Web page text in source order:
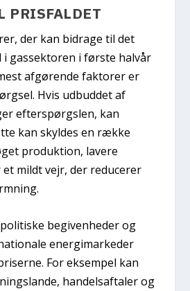
PRISFALDET
der kan bidrage til det
gassektoren i første halvår
afgørende faktorer er
Hvis udbuddet af
efterspørgslen, kan
kan skyldes en række
produktion, lavere
mildt vejr, der reducerer
begivenheder og
energimarkeder
For eksempel kan
handelsaftaler og